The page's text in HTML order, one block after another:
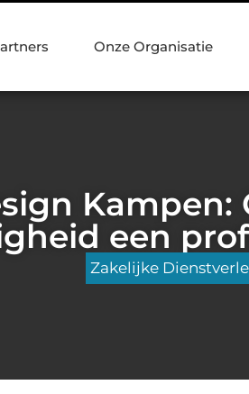
Onze Organisatie
Kampen:
een
Zakelijke